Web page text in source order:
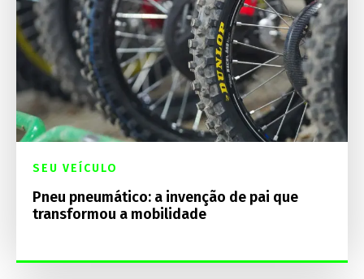
SEU VEÍCULO
Pneu pneumático: a invenção de pai que
transformou a mobilidade